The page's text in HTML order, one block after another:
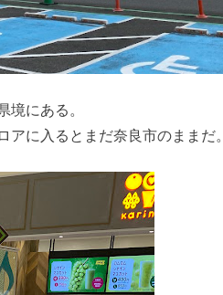
境にある。
に入るとまだ奈良市のままだ。